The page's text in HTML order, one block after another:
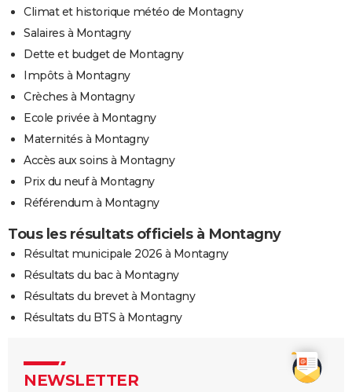
Climat et historique météo de Montagny
Salaires à Montagny
Dette et budget de Montagny
Impôts à Montagny
Crèches à Montagny
Ecole privée à Montagny
Maternités à Montagny
Accès aux soins à Montagny
Prix du neuf à Montagny
Référendum à Montagny
Tous les résultats officiels à Montagny
Résultat municipale 2026 à Montagny
Résultats du bac à Montagny
Résultats du brevet à Montagny
Résultats du BTS à Montagny
NEWSLETTER